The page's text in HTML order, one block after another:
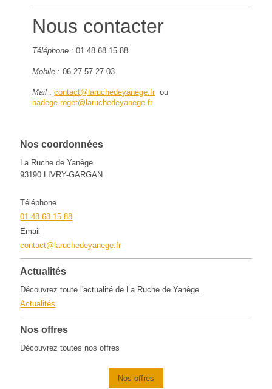
Nous contacter
Téléphone : 01 48 68 15 88
Mobile : 06 27 57 27 03
Mail :contact@laruchedeyanege.frou
nadege.roget@laruchedeyanege.fr
Nos coordonnées
La Ruche de Yanège
93190 LIVRY-GARGAN
Téléphone
01 48 68 15 88
Email
contact@laruchedeyanege.fr
Actualités
Découvrez toute l'actualité de La Ruche de Yanège
Actualités
Nos offres
Découvrez toutes nos offres
Nos offres